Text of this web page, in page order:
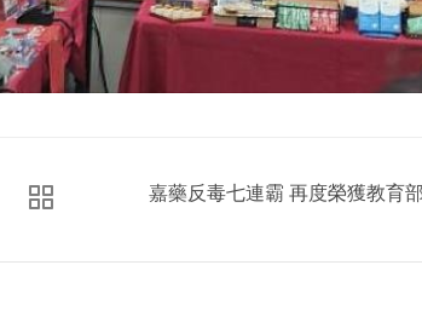
嘉藥反毒七連霸 再度榮獲教育